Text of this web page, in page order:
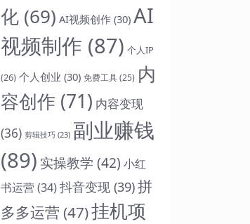
化 (69) AI视频创作 (30) AI
视频制作 (87) 个人IP
(26) 个人创业 (30) 免费工具(25) 内
容创作 (71) 内容变现
(36) 剪辑技巧 (23) 副业赚钱
(89) 实操教学 (42) 小红
书运营(34)抖音变现 (39)拼
多多运营 (47)挂机项